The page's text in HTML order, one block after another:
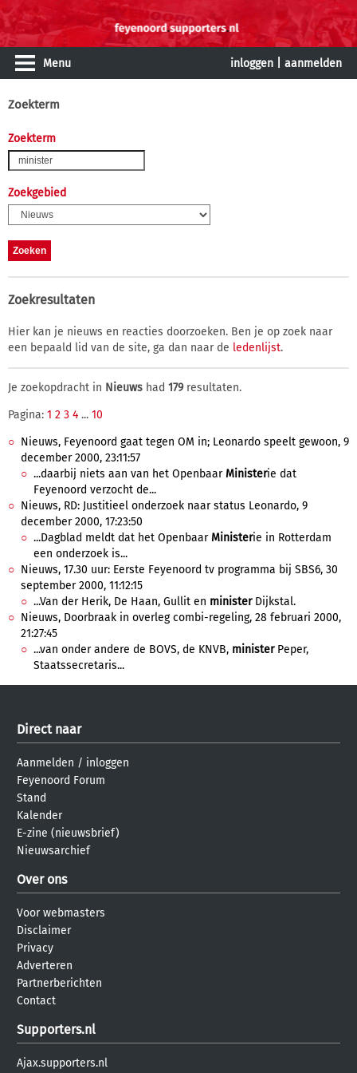
Menu inloggen aanmelden
Zoekterm
Zoekterm
Zoekgebied
Zoekresultaten
Hier kan je nieuws en reacties doorzoeken. Ben je op zoek naar
een bepaald lid van de site, ga dan naar de ledenlijst.
Je zoekopdracht in Nieuws had 179resultaten.
Pagina: 1 2 3 4 ... 10
Nieuws, Feyenoord gaat tegen OM in; Leonardo speelt gewoon, 9
december 2000, 23:11:57
...daarbij niets aan van het OpenbaarMinisterie dat
Feyenoord verzocht de...
Nieuws, RD: Justitieel onderzoek naar status Leonardo, 9
december 2000, 17:23:50
...Dagblad meldt dat het OpenbaarMinisterie in Rotterdam
een onderzoek is...
Nieuws, 17.30 uur: Eerste Feyenoord tv programma bij SBS6, 30
september 2000, 11:12:15
...Van der Herik, De Haan, Gullit en ministerDijkstal.
Nieuws, Doorbraak in overleg combi-regeling, 28 februari 2000,
21:27:45
...van onder andere de BOVS, de KNVB, ministerPeper,
Staatssecretaris...
Direct naar
Aanmelden / inloggen
Feyenoord Forum
Stand
Kalender
E-zine (nieuwsbrief)
Nieuwsarchief
Over ons
Voor webmasters
Disclaimer
Privacy
Adverteren
Partnerberichten
Contact
Supporters.nl
Ajax.supporters.nl